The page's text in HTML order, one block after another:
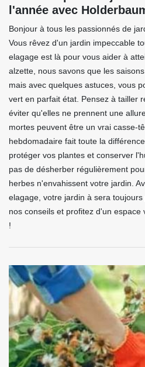
l'année avec
Bonjour à tous les passionnés de
Vous rêvez d'un jardin impeccable
elagage est là pour vous aider à
alzette, nous savons que les
mais avec quelques astuces, vous
vert en parfait état. Pensez à tailler
éviter qu'elles ne prennent une
mortes peuvent être un vrai casse-
hebdomadaire fait toute la
protéger vos plantes et conserver
pas de désherber régulièrement
herbes n'envahissent votre jardin.
elagage, votre jardin à sera
nos conseils et profitez d'un
!